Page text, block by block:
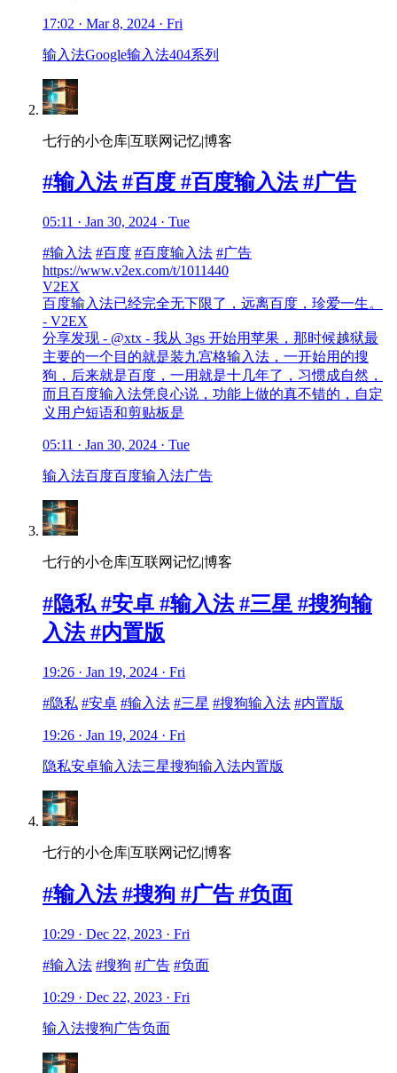
17:02 · Mar 8, 2024 · Fri
输入法Google输入法404系列
七行的小仓库|互联网记忆|博客
#输入法 #百度 #百度输入法 #广告
05:11 · Jan 30, 2024 · Tue
#输入法 #百度 #百度输入法 #广告
https://www.v2ex.com/t/1011440
V2EX
百度输入法已经完全无下限了，远离百度，珍爱一生。
- V2EX
分享发现 - @xtx - 我从 3gs 开始用苹果，那时候越狱最
主要的一个目的就是装九宫格输入法，一开始用的搜
狗，后来就是百度，一用就是十几年了，习惯成自然，
而且百度输入法凭良心说，功能上做的真不错的，自定
义用户短语和剪贴板是
05:11 · Jan 30, 2024 · Tue
输入法百度百度输入法广告
七行的小仓库|互联网记忆|博客
#隐私 #安卓 #输入法 #三星 #搜狗输
入法 #内置版
19:26 · Jan 19, 2024 · Fri
#隐私 #安卓 #输入法 #三星 #搜狗输入法 #内置版
19:26 · Jan 19, 2024 · Fri
隐私安卓输入法三星搜狗输入法内置版
七行的小仓库|互联网记忆|博客
#输入法 #搜狗 #广告 #负面
10:29 · Dec 22, 2023 · Fri
#输入法 #搜狗 #广告 #负面
10:29 · Dec 22, 2023 · Fri
输入法搜狗广告负面